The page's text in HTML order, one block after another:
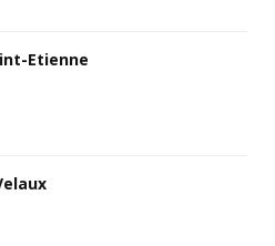
Etienne